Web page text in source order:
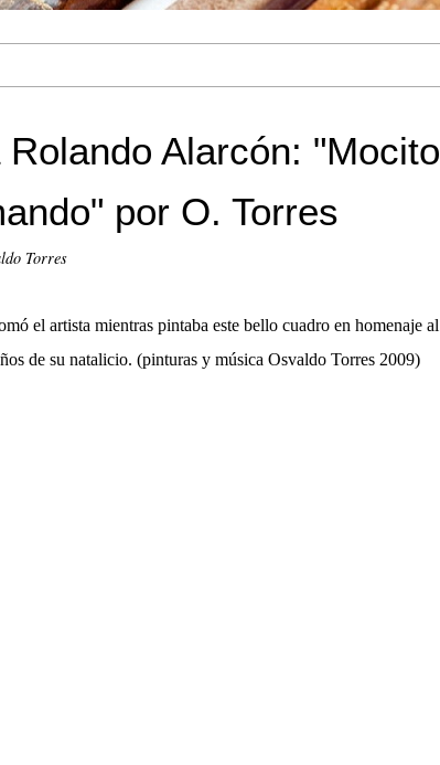
Alarcón: "Mocito
por O. Torres
Torres
el artista mientras pintaba este bello cuadro en homenaje al
de su natalicio. (pinturas y música Osvaldo Torres 2009)